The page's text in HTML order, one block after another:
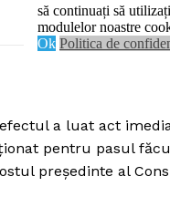
a luat act
pentru pasul
preşedinte al
să continuați să
modulelor noastre
Ok Politica de